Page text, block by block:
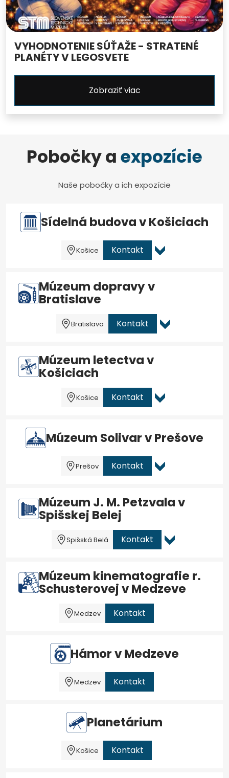
VYHODNOTENIE SÚŤAŽE - STRATENÉ
PLANÉTY V LEGOSVETE
Zobraziť viac
Pobočky aexpozície
Naše pobočky a ich expozície
Sídelná budova v Košiciach
Košice Kontakt
Múzeum dopravy v
Bratislave
Bratislava Kontakt
Múzeum letectva v
Košiciach
Košice Kontakt
Múzeum Solivar v Prešove
Prešov Kontakt
Múzeum J. M. Petzvala v
Spišskej Belej
Spišská Belá Kontakt
Múzeum kinematografie r.
Schusterovej v Medzeve
Medzev Kontakt
Hámor v Medzeve
Medzev Kontakt
Planetárium
Košice Kontakt